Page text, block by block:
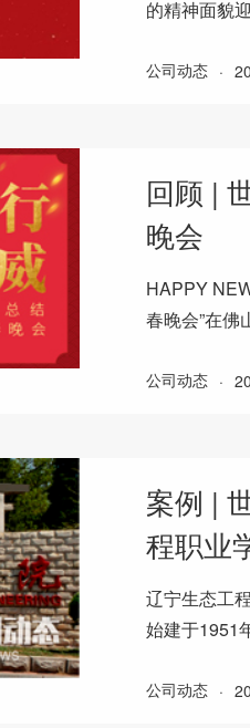
的精神面貌
公司动态 ·
回顾 |
晚会
HAPPY
春晚会”在佛
公司动态 ·
案例 |
程职业
辽宁生态工
始建于1951
公司动态 ·